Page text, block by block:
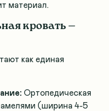
материал.
кровать —
как единая
Ортопедическая
(ширина 4-5